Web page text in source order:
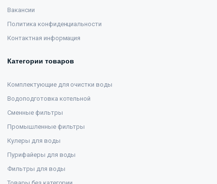
Вакансии
Политика конфиденциальности
Контактная информация
Категории товаров
Комплектующие для очистки воды
Водоподготовка котельной
Сменные фильтры
Промышленные фильтры
Кулеры для воды
Пурифайеры для воды
Фильтры для воды